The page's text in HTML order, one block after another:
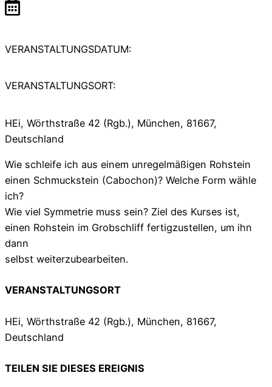
VERANSTALTUNGSDATUM:
VERANSTALTUNGSORT:
HEi, Wörthstraße 42 (Rgb.), München, 81667,
Deutschland
Wie schleife ich aus einem unregelmäßigen Rohstein
einen Schmuckstein (Cabochon)? Welche Form wähle
ich?
Wie viel Symmetrie muss sein? Ziel des Kurses ist,
einen Rohstein im Grobschliff fertigzustellen, um ihn
dann
selbst weiterzubearbeiten.
VERANSTALTUNGSORT
HEi, Wörthstraße 42 (Rgb.), München, 81667,
Deutschland
TEILEN SIE DIESES EREIGNIS